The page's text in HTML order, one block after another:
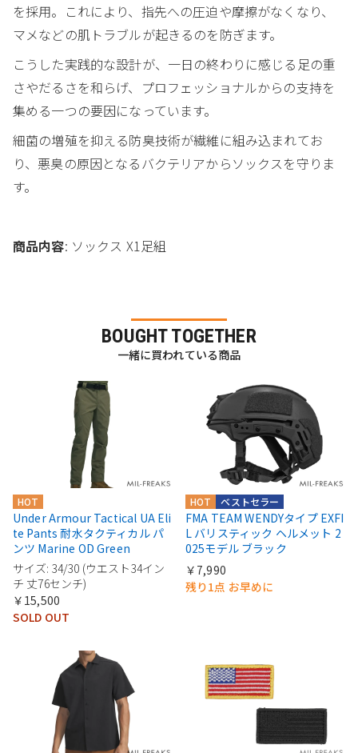
を採用。これにより、指先への圧迫や摩擦がなくなり、
マメなどの肌トラブルが起きるのを防ぎます。
こうした実践的な設計が、一日の終わりに感じる足の重
さやだるさを和らげ、プロフェッショナルからの支持を
集める一つの要因になっています。
細菌の増殖を抑える防臭技術が繊維に組み込まれてお
り、悪臭の原因となるバクテリアからソックスを守りま
す。
商品内容: ソックス X1足組
BOUGHT TOGETHER
一緒に買われている商品
HOT
Under Armour Tactical UA Eli
te Pants 耐水タクティカル パ
ンツ Marine OD Green
サイズ: 34/30 (ウエスト34イン
チ 丈76センチ)
￥15,500
SOLD OUT
ベストセラー
HOT
FMA TEAM WENDYタイプ EXFI
L バリスティック ヘルメット 2
025モデル ブラック
￥7,990
残り1点 お早めに